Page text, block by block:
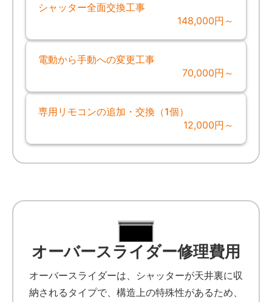
シャッター全面交換工事
148,000円～
電動から手動への変更工事
70,000円～
専用リモコンの追加・交換（1個）
12,000円～
オーバースライダー修理費用
オーバースライダーは、シャッターが天井裏に収
納されるタイプで、構造上の特殊性があるため、